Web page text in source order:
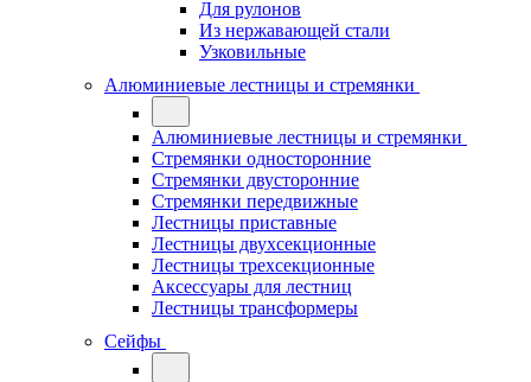
Для рулонов
Из нержавающей стали
Узковильные
Алюминиевые лестницы и стремянки
Алюминиевые лестницы и стремянки
Стремянки односторонние
Стремянки двусторонние
Стремянки передвижные
Лестницы приставные
Лестницы двухсекционные
Лестницы трехсекционные
Аксессуары для лестниц
Лестницы трансформеры
Сейфы